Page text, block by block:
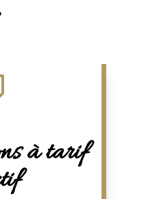
à tarif